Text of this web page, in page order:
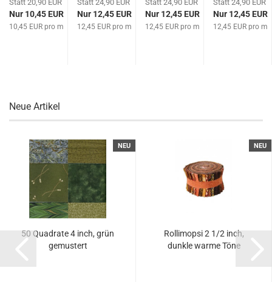
Statt 20,90 EUR
Nur 10,45 EUR
10,45 EUR pro m
Aboriginal
Dot
Statt 24,90 EUR
Nur 12,45 EUR
12,45 EUR pro m
Aboriginal
Dot
Statt 24,90 EUR
Nur 12,45 EUR
12,45 EUR pro m
Spot
Statt 24,90 EUR
Nur 12,45 EUR
12,45 EUR pro m
Neue Artikel
NEU
50 Quadrate 4 inch, grün
gemustert
NEU
Rollimopsi 2 1/2 inch,
dunkle warme Töne